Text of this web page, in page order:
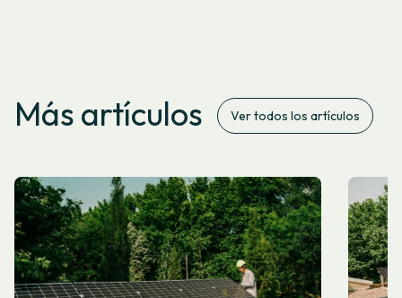
Más artículos Ver todos los artículos